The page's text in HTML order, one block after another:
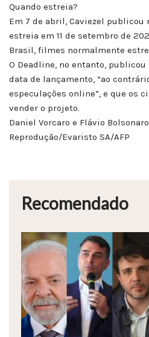
Quando estreia?
Em 7 de abril, Caviezel
estreia em 11 de setembro de
Brasil, filmes normalmente
O Deadline, no entanto, publicou
data de lançamento, “ao
especulações online”, e que os
vender o projeto.
Daniel Vorcaro e Flávio
Reprodução/Evaristo SA/AFP
Recomendado